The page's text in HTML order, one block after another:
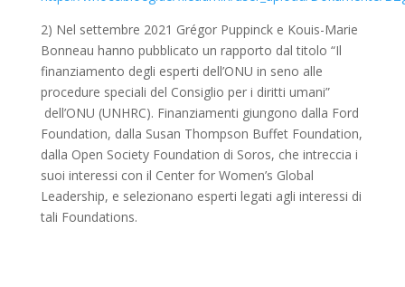
2) Nel settembre 2021 Grégor Puppinck e Kouis-Marie
Bonneau hanno pubblicato un rapporto dal titolo “Il
finanziamento degli esperti dell’ONU in seno alle
procedure speciali del Consiglio per i diritti umani”
dell’ONU (UNHRC). Finanziamenti giungono dalla Ford
Foundation, dalla Susan Thompson Buffet Foundation,
dalla Open Society Foundation di Soros, che intreccia i
suoi interessi con il Center for Women’s Global
Leadership, e selezionano esperti legati agli interessi di
tali Foundations.